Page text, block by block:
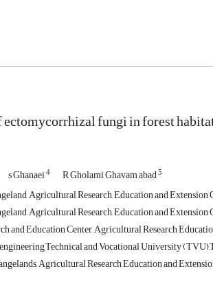
fungi in forest
s Ghanaei4 R Gholami Ghavam abad‬‬‬‬‬‬‬‬‬‬5
Agricultural Research, Education and
Agricultural Research, Education and
and Education Center, Agricultural Research
and Vocational University
Agricultural Research Education and